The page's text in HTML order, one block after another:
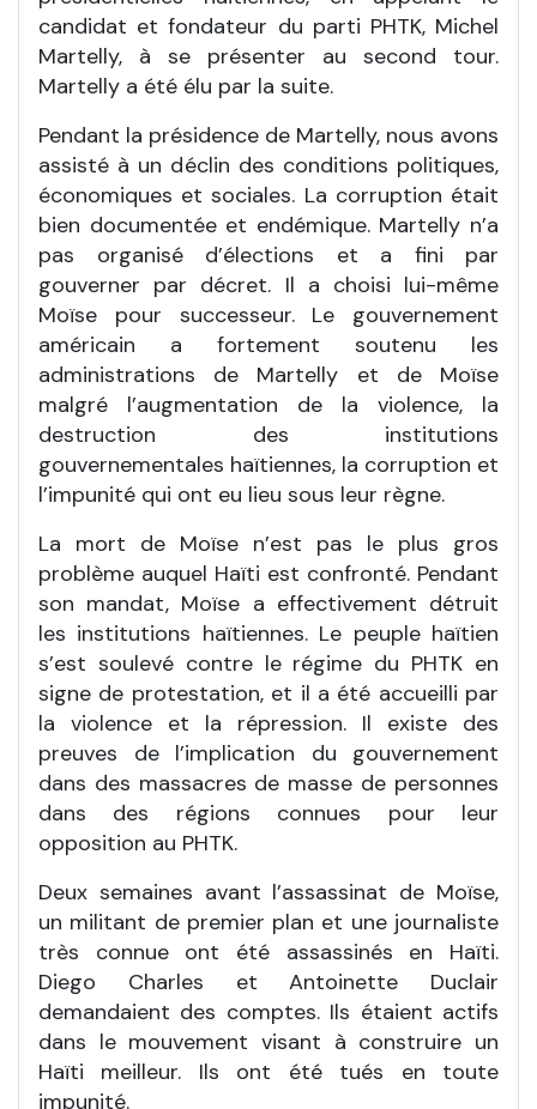
candidat et fondateur du parti PHTK, Michel
Martelly, à se présenter au second tour.
Martelly a été élu par la suite.
Pendant la présidence de Martelly, nous avons
assisté à un déclin des conditions politiques,
économiques et sociales. La corruption était
bien documentée et endémique. Martelly n’a
pas organisé d’élections et a fini par
gouverner par décret. Il a choisi lui-même
Moïse pour successeur. Le gouvernement
américain a fortement soutenu les
administrations de Martelly et de Moïse
malgré l’augmentation de la violence, la
destruction des institutions
gouvernementales haïtiennes, la corruption et
l’impunité qui ont eu lieu sous leur règne.
La mort de Moïse n’est pas le plus gros
problème auquel Haïti est confronté. Pendant
son mandat, Moïse a effectivement détruit
les institutions haïtiennes. Le peuple haïtien
s’est soulevé contre le régime du PHTK en
signe de protestation, et il a été accueilli par
la violence et la répression. Il existe des
preuves de l’implication du gouvernement
dans des massacres de masse de personnes
dans des régions connues pour leur
opposition au PHTK.
Deux semaines avant l’assassinat de Moïse,
un militant de premier plan et une journaliste
très connue ont été assassinés en Haïti.
Diego Charles et Antoinette Duclair
demandaient des comptes. Ils étaient actifs
dans le mouvement visant à construire un
Haïti meilleur. Ils ont été tués en toute
impunité.